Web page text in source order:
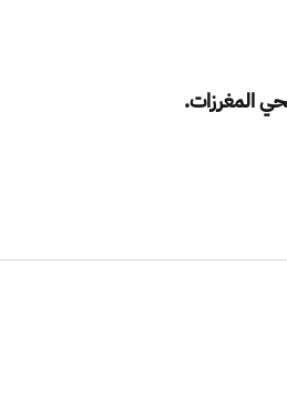
المغرزات.​​